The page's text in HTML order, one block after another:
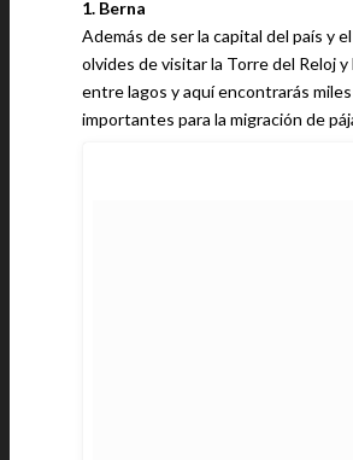
1. Berna
Además de ser la capital del país y
olvides de visitar la Torre del Reloj
entre lagos y aquí encontrarás
importantes para la migración de